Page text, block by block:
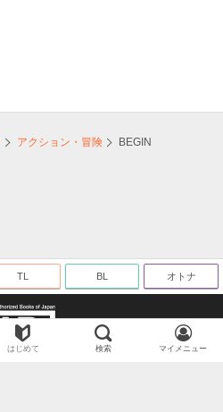
アクション・冒険 BEGIN
TL BL オトナ
はじめて 検索 マイメニュー